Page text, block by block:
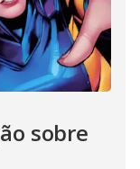
sobre